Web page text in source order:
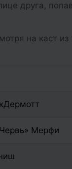
друга,
на каст из
Мерфи